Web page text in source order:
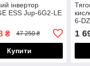
інвертор
ESS Jup-6G2-LE
₴ 47 250 ₴
Купити
6-
1